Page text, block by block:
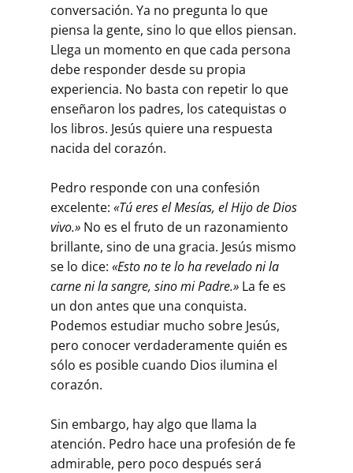
conversación. Ya no pregunta lo que
piensa la gente, sino lo que ellos piensan.
Llega un momento en que cada persona
debe responder desde su propia
experiencia. No basta con repetir lo que
enseñaron los padres, los catequistas o
los libros. Jesús quiere una respuesta
nacida del corazón.
Pedro responde con una confesión
excelente: «Tú eres el Mesías, el Hijo de Dios
vivo.» No es el fruto de un razonamiento
brillante, sino de una gracia. Jesús mismo
se lo dice: «Esto no te lo ha revelado ni la
carne ni la sangre, sino mi Padre.» La fe es
un don antes que una conquista.
Podemos estudiar mucho sobre Jesús,
pero conocer verdaderamente quién es
sólo es posible cuando Dios ilumina el
corazón.
Sin embargo, hay algo que llama la
atención. Pedro hace una profesión de fe
admirable, pero poco después será